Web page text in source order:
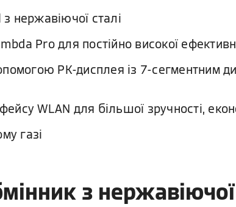
нержавіючої сталі
Pro для постійно високої
РК-дисплея із 7-сегментним
WLAN для більшої зручності,
газі
з